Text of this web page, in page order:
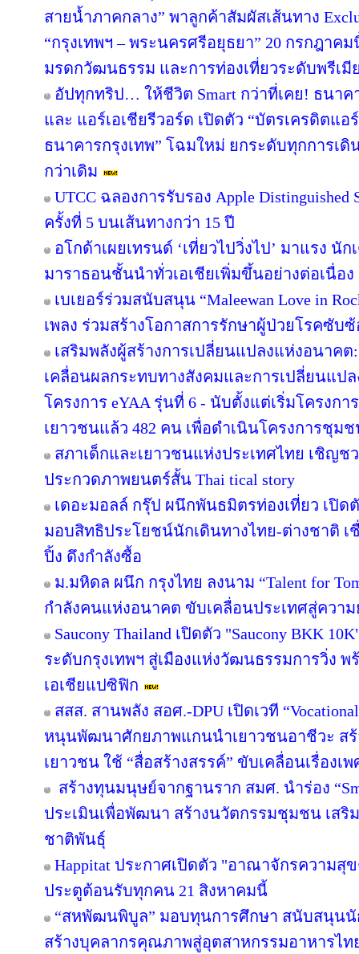
สายน้ำภาคกลาง” พาลูกค้าสัมผัสเส้นทาง
“กรุงเทพฯ – พระนครศรีอยุธยา” 20 กรกฎาค
มรดกวัฒนธรรม และการท่องเที่ยวระดับพรีเมี
อัปทุกทริป… ให้ชีวิต Smart กว่าที่เคย! ธนาค
และ แอร์เอเชียรีวอร์ด เปิดตัว “บัตรเครดิตแ
ธนาคารกรุงเทพ” โฉมใหม่ ยกระดับทุกการเ
กว่าเดิม
UTCC ฉลองการรับรอง Apple Distinguished
ครั้งที่ 5 บนเส้นทางกว่า 15 ปี
อโกด้าเผยเทรนด์ ‘เที่ยวไปวิ่งไป’ มาแรง นั
มาราธอนชั้นนำทั่วเอเชียเพิ่มขึ้นอย่างต่อเนื่อง
เบเยอร์ร่วมสนับสนุน “Maleewan Love in
เพลง ร่วมสร้างโอกาสการรักษาผู้ป่วยโรคซั
เสริมพลังผู้สร้างการเปลี่ยนแปลงแห่งอนาค
เคลื่อนผลกระทบทางสังคมและการเปลี่ยนแป
โครงการ eYAA รุ่นที่ 6 - นับตั้งแต่เริ่มโครงกา
เยาวชนแล้ว 482 คน เพื่อดำเนินโครงการชุมช
สภาเด็กและเยาวชนแห่งประเทศไทย เชิญช
ประกวดภาพยนตร์สั้น Thai tical story
เดอะมอลล์ กรุ๊ป ผนึกพันธมิตรท่องเที่ยว เปิดตั
มอบสิทธิประโยชน์นักเดินทางไทย-ต่างชาติ เ
ปิ้ง ดึงกำลังซื้อ
ม.มหิดล ผนึก กรุงไทย ลงนาม “Talent for
กำลังคนแห่งอนาคต ขับเคลื่อนประเทศสู่ควา
Saucony Thailand เปิดตัว "Saucony BKK
ระดับกรุงเทพฯ สู่เมืองแห่งวัฒนธรรมการวิ่ง พ
เอเชียแปซิฟิก
สสส. สานพลัง สอศ.-DPU เปิดเวที “Vocational
หนุนพัฒนาศักยภาพแกนนำเยาวชนอาชีวะ ส
เยาวชน ใช้ “สื่อสร้างสรรค์” ขับเคลื่อนเรื่องเ
สร้างทุนมนุษย์จากฐานราก สมศ. นำร่อง
ประเมินเพื่อพัฒนา สร้างนวัตกรรมชุมชน เส
ชาติพันธุ์
Happitat ประกาศเปิดตัว "อาณาจักรความ
ประตูต้อนรับทุกคน 21 สิงหาคมนี้
“สหพัฒนพิบูล” มอบทุนการศึกษา สนับสนุนนั
สร้างบุคลากรคุณภาพสู่อุตสาหกรรมอาหารไท